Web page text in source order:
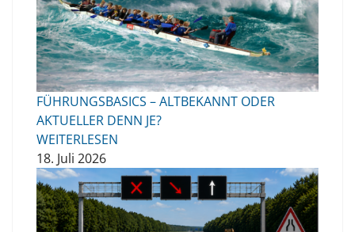
FÜHRUNGSBASICS – ALTBEKANNT ODER
AKTUELLER DENN JE?
WEITERLESEN
18. Juli 2026